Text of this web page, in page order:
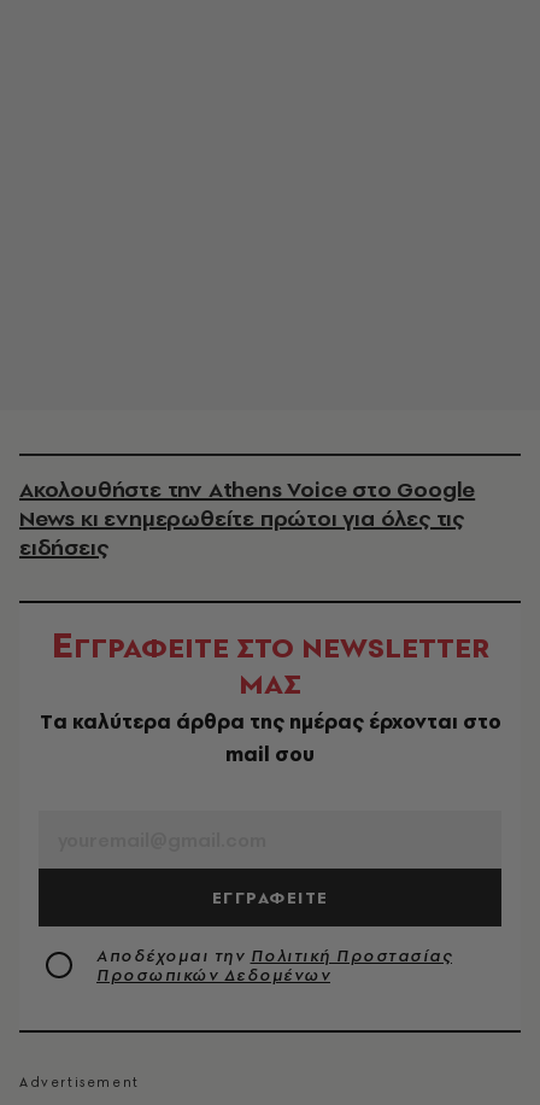
Ακολουθήστε την Athens Voice στο Google
News κι ενημερωθείτε πρώτοι για όλες τις
ειδήσεις
ΕΓΓΡΑΦΕΙΤΕ ΣΤΟ NEWSLETTER
ΜΑΣ
Tα καλύτερα άρθρα της ημέρας έρχονται στο
mail σου
ΕΓΓΡΑΦΕΙΤΕ
Αποδέχομαι την Πολιτική Προστασίας
Προσωπικών Δεδομένων